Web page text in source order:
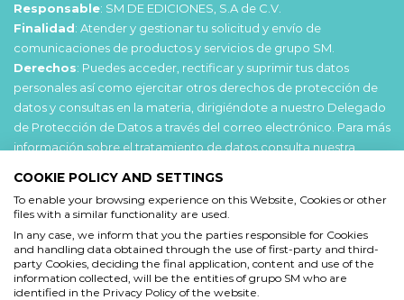
Responsable: SM DE EDICIONES, S.A de C.V.
Finalidad: Atender y gestionar tu solicitud y envío de
comunicaciones de productos y servicios de grupo SM.
Derechos: Puedes acceder, rectificar y suprimir tus datos
personales así como ejercitar otros derechos de protección de
datos y consultas en la materia, dirigiéndote a nuestro Delegado
de Protección de Datos a través del correo electrónico. Para más
información sobre el tratamiento de datos consulta nuestra
Acepto
He leído y acepto las Condiciones de usoy la
Política de privacidad
Acepto
COOKIE POLICY AND SETTINGS
To enable your browsing experience on this Website, Cookies or other
files with a similar functionality are used.
In any case, we inform that you the parties responsible for Cookies
and handling data obtained through the use of first-party and third-
party Cookies, deciding the final application, content and use of the
information collected, will be the entities of grupo SM who are
identified in the Privacy Policy of the website.